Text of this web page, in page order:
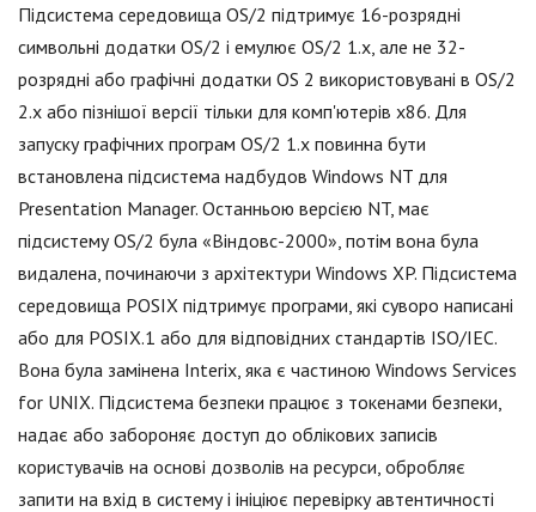
Підсистема середовища OS/2 підтримує 16-розрядні
символьні додатки OS/2 і емулює OS/2 1.x, але не 32-
розрядні або графічні додатки OS 2 використовувані в OS/2
2.x або пізнішої версії тільки для комп'ютерів x86. Для
запуску графічних програм OS/2 1.x повинна бути
встановлена підсистема надбудов Windows NT для
Presentation Manager. Останньою версією NT, має
підсистему OS/2 була «Віндовс-2000», потім вона була
видалена, починаючи з архітектури Windows XP. Підсистема
середовища POSIX підтримує програми, які суворо написані
або для POSIX.1 або для відповідних стандартів ISO/IEC.
Вона була замінена Interix, яка є частиною Windows Services
for UNIX. Підсистема безпеки працює з токенами безпеки,
надає або забороняє доступ до облікових записів
користувачів на основі дозволів на ресурси, обробляє
запити на вхід в систему і ініціює перевірку автентичності